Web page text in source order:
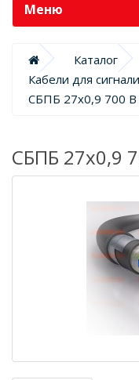
Меню
Каталог
Кабели для
СБПБ 27х0,9 700
СБПБ 27х0,9